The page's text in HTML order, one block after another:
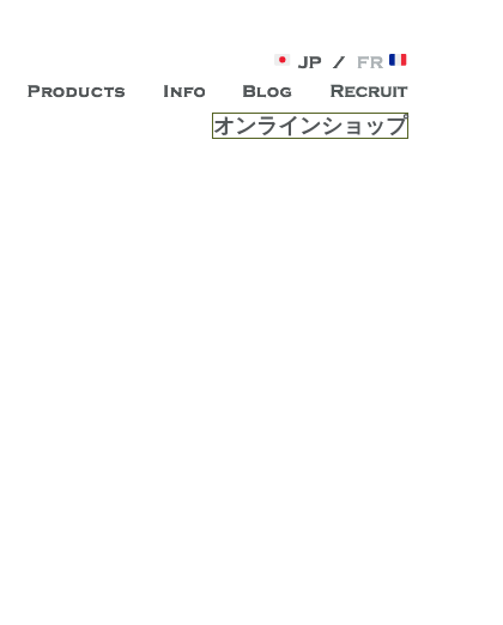
、 内面から輝く美をトー
ン。お客様のもつ「自らしい美しさ」を追求し、未来の
供する総合エステサロンです。
オンラインショップ